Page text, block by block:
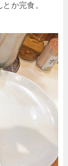
か完食。